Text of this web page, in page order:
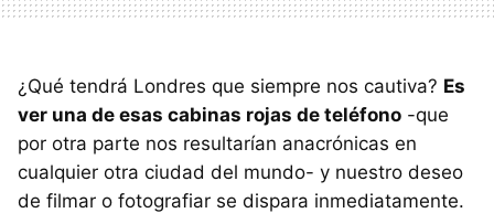
¿Qué tendrá Londres que siempre nos cautiva? Es
ver una de esas cabinas rojas de teléfono -que
por otra parte nos resultarían anacrónicas en
cualquier otra ciudad del mundo- y nuestro deseo
de filmar o fotografiar se dispara inmediatamente.